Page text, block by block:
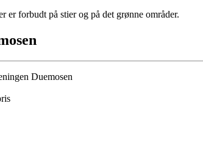
er forbudt på stier og på det grønne områder.
Duemosen